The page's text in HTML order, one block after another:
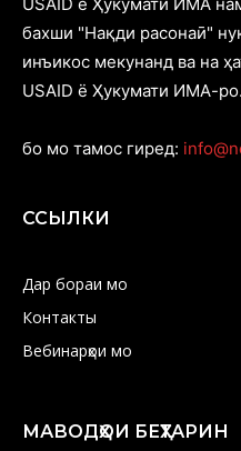
бахши "Нақди расонаӣ"
инъикос мекунанд ва на
USAID ё Ҳукумати ИМА-ро.
бо мо тамос гиред:
ССЫЛКИ
Дар бораи мо
Контакты
Вебинарҳои мо
МАВОДҲОИ БЕҲТАРИН